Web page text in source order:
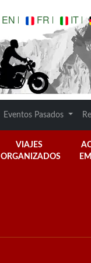
EN FR IT
Eventos Pasados
VIAJES
ORGANIZADOS